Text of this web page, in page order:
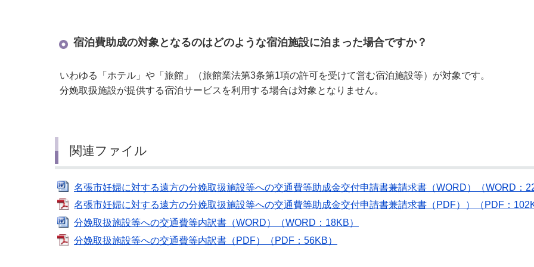
宿泊費助成の対象となるのはどのような宿泊施設に泊まった場合ですか？
いわゆる「ホテル」や「旅館」（旅館業法第3条第1項の許可を受けて営む宿泊施設等）が対象です。
分娩取扱施設が提供する宿泊サービスを利用する場合は対象となりません。
関連ファイル
名張市妊婦に対する遠方の分娩取扱施設等への交通費等助成金交付申請書兼請求書（WORD）（WORD：
名張市妊婦に対する遠方の分娩取扱施設等への交通費等助成金交付申請書兼請求書（PDF））（PDF：
分娩取扱施設等への交通費等内訳書（WORD）（WORD：18KB）
分娩取扱施設等への交通費等内訳書（PDF）（PDF：56KB）